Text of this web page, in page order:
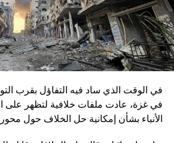
في الوقت الذي ساد فيه التفاؤل بقرب
في غزة، عادت ملفات خلافية لتظهر على
الأنباء بشأن إمكانية حل الخلاف حول محور